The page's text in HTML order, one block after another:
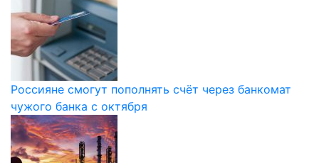
Россияне смогут пополнять счёт через банкомат
чужого банка с октября